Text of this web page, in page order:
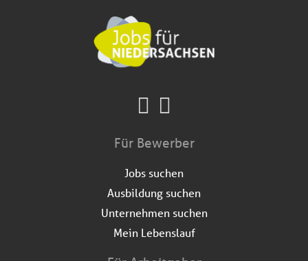
Für Bewerber
Jobs suchen
Ausbildung suchen
Unternehmen suchen
Mein Lebenslauf